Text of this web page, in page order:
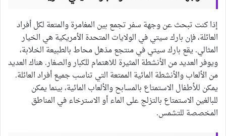
إذا كنت تبحث عن وجهة سفر تجمع بين المغامرة والمتعة لكل أفراد
العائلة، فإن بارك سيتي في الولايات المتحدة الأمريكية هي الخيار
المثالي. يقع بارك سيتي في منتجع مذهل محاط بالطبيعة الخلابة،
ويوفر العديد من الأنشطة المثيرة للاهتمام للكبار والصغار. هناك العديد
من الألعاب والأنشطة المائية الممتعة التي تناسب جميع أفراد العائلة.
يمكن للأطفال الاستمتاع بالمسابح والألعاب المائية، بينما يمكن
للبالغين الاستمتاع بالتزلج على الماء أو الاسترخاء في المناطق
المخصصة للتشمس.